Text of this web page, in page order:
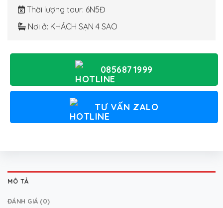
Thời lượng tour: 6N5Đ
Nơi ở: KHÁCH SẠN 4 SAO
0856871999
TƯ VẤN ZALO
MÔ TẢ
ĐÁNH GIÁ (0)